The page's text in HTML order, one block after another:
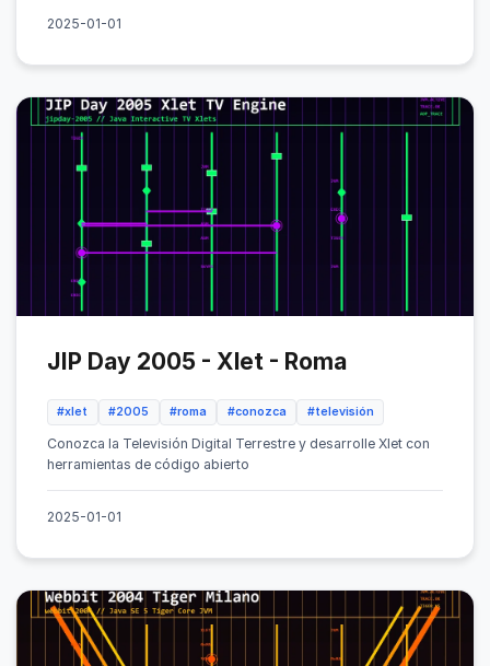
2025-01-01
JIP Day 2005 - Xlet - Roma
#xlet #2005 #roma #conozca #televisión
Conozca la Televisión Digital Terrestre y desarrolle Xlet con
herramientas de código abierto
2025-01-01